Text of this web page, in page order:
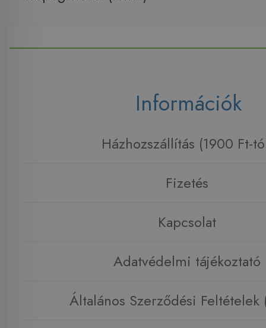
Információk
Házhozszállítás (1900 Ft-
Fizetés
Kapcsolat
Adatvédelmi tájékoztató
Általános Szerződési Feltételek